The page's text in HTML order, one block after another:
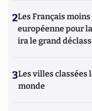
2Les Français
européenne pour
ira le grand
3Les villes classées
monde